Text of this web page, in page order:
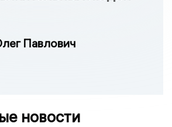
Павлович
новости